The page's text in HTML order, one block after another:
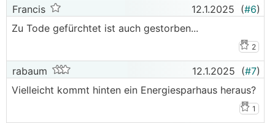
Francis 12.1.2025 (#6)
Zu Tode gefürchtet ist auch gestorben...
2
rabaum 12.1.2025 (#7)
Vielleicht kommt hinten ein Energiesparhaus heraus?
1